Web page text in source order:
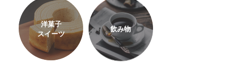
洋菓子
スイーツ
飲み物